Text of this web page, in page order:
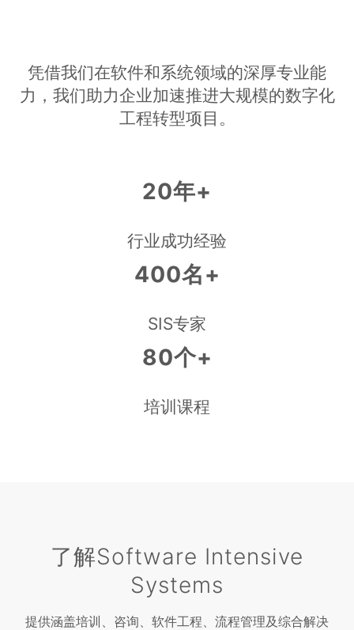
凭借我们在软件和系统领域的深厚专业能
力，我们助力企业加速推进大规模的数字化
工程转型项目。
20年+
行业成功经验
400名+
SIS专家
80个+
培训课程
了解Software Intensive
Systems
提供涵盖培训、咨询、软件工程、流程管理及综合解决